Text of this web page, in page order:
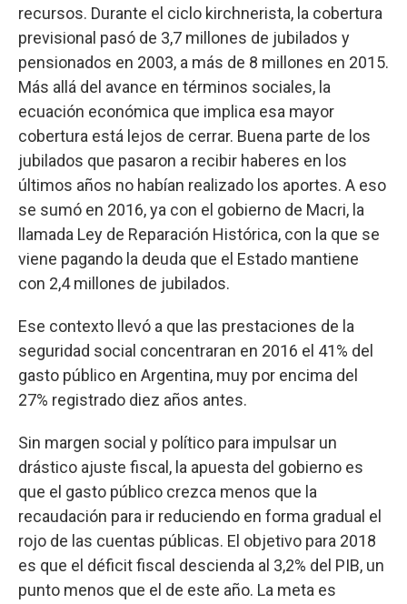
recursos. Durante el ciclo kirchnerista, la cobertura
previsional pasó de 3,7 millones de jubilados y
pensionados en 2003, a más de 8 millones en 2015.
Más allá del avance en términos sociales, la
ecuación económica que implica esa mayor
cobertura está lejos de cerrar. Buena parte de los
jubilados que pasaron a recibir haberes en los
últimos años no habían realizado los aportes. A eso
se sumó en 2016, ya con el gobierno de Macri, la
llamada Ley de Reparación Histórica, con la que se
viene pagando la deuda que el Estado mantiene
con 2,4 millones de jubilados.
Ese contexto llevó a que las prestaciones de la
seguridad social concentraran en 2016 el 41% del
gasto público en Argentina, muy por encima del
27% registrado diez años antes.
Sin margen social y político para impulsar un
drástico ajuste fiscal, la apuesta del gobierno es
que el gasto público crezca menos que la
recaudación para ir reduciendo en forma gradual el
rojo de las cuentas públicas. El objetivo para 2018
es que el déficit fiscal descienda al 3,2% del PIB, un
punto menos que el de este año. La meta es